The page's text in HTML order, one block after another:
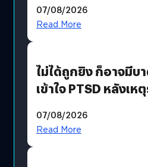
07/08/2026
Read More
ไม่ได้ถูกยิง ก็อาจมีบ
เข้าใจ PTSD หลังเห
07/08/2026
Read More